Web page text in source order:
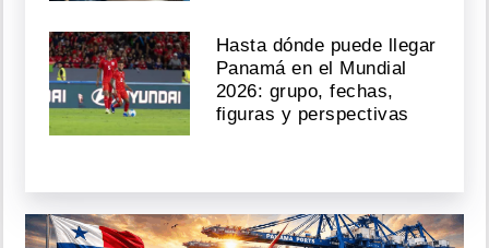
Hasta dónde puede llegar
Panamá en el Mundial
2026: grupo, fechas,
figuras y perspectivas